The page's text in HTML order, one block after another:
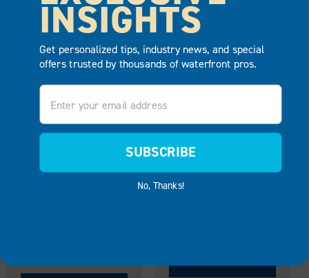
ACCESORIOS
CAJA DE
INSIGHTS
Get personalized tips, industry news, and special
offers trusted by thousands of waterfront pros.
Email
SUBSCRIBE
No, Thanks!